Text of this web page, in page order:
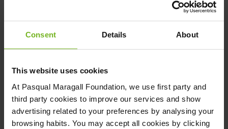
Consent Details About
This website uses cookies
At Pasqual Maragall Foundation, we use first party and
third party cookies to improve our services and show
advertising related to your preferences by analysing your
browsing habits. You may accept all cookies by clicking